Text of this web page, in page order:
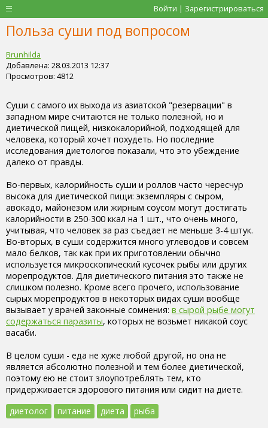
Войти | Зарегистрироваться
Польза суши под вопросом
Brunhilda
Добавлена: 28.03.2013 12:37
Просмотров: 4812
Суши с самого их выхода из азиатской "резервации" в
западном мире считаются не только полезной, но и
диетической пищей, низкокалорийной, подходящей для
человека, который хочет похудеть. Но последние
исследования диетологов показали, что это убеждение
далеко от правды.
Во-первых, калорийность суши и роллов часто чересчур
высока для диетической пищи: экземпляры с сыром,
авокадо, майонезом или жирным соусом могут достигать
калорийности в 250-300 ккал на 1 шт., что очень много,
учитывая, что человек за раз съедает не меньше 3-4 штук.
Во-вторых, в суши содержится много углеводов и совсем
мало белков, так как при их приготовлении обычно
используется микроскопический кусочек рыбы или других
морепродуктов. Для диетического питания это также не
слишком полезно. Кроме всего прочего, использование
сырых морепродуктов в некоторых видах суши вообще
вызывает у врачей законные сомнения: в сырой рыбе могут
содержаться паразиты, которых не возьмет никакой соус
васаби.
В целом суши - еда не хуже любой другой, но она не
является абсолютно полезной и тем более диетической,
поэтому ею не стоит злоупотреблять тем, кто
придерживается здорового питания или сидит на диете.
диетолог
питание диета рыба